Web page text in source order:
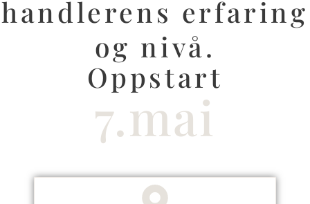
handlerens erfaring
og nivå.
Oppstart
7.mai